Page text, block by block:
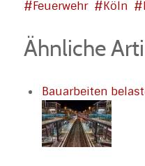
Feuerwehr Köln
Ähnliche
Bauarbeiten